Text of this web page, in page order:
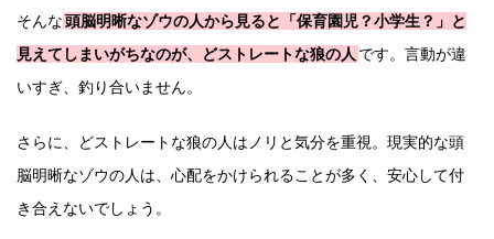
そんな頭脳明晰なゾウの人から見ると「保育園児？小学生？」と
見えてしまいがちなのが、どストレートな狼の人 です。言動が違
いすぎ、釣り合いません。
さらに、どストレートな狼の人はノリと気分を重視。現実的な頭
脳明晰なゾウの人は、心配をかけられることが多く、安心して付
き合えないでしょう。